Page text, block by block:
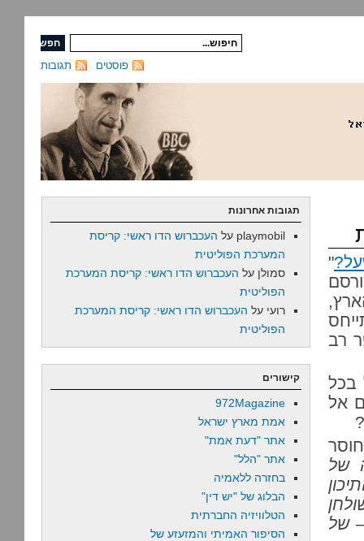
תגובות פוסטים
"
רב
בכל
אל
של
של
תגובות אחרונות
playmobil על העכברוש הדו ראשי: קריסת
המערכת הפוליטית
סמולן על העכברוש הדו ראשי: קריסת המערכת
הפוליטית
רועי על העכברוש הדו ראשי: קריסת המערכת
הפוליטית
קישורים
972Magazine
אמת מארץ ישראל
אתר "דעת אמת"
אתר "הלל"
בחזרה ללאמיה
הבלוג של "יש דין"
הטלוויזיה החברתית
הסיפור האמיתי והמזעזע של